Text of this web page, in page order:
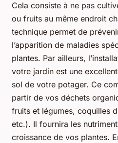
Cela consiste à ne pas
ou fruits au même endroit
technique permet de
l’apparition de maladies
plantes. Par ailleurs,
votre jardin est une
sol de votre potager. Ce
partir de vos déchets
fruits et légumes, coquilles
etc.). Il fournira les
croissance de vos plantes.